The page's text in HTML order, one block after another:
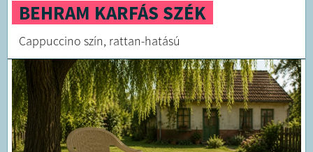
BEHRAM KARFÁS SZÉK
Cappuccino szín, rattan-hatású